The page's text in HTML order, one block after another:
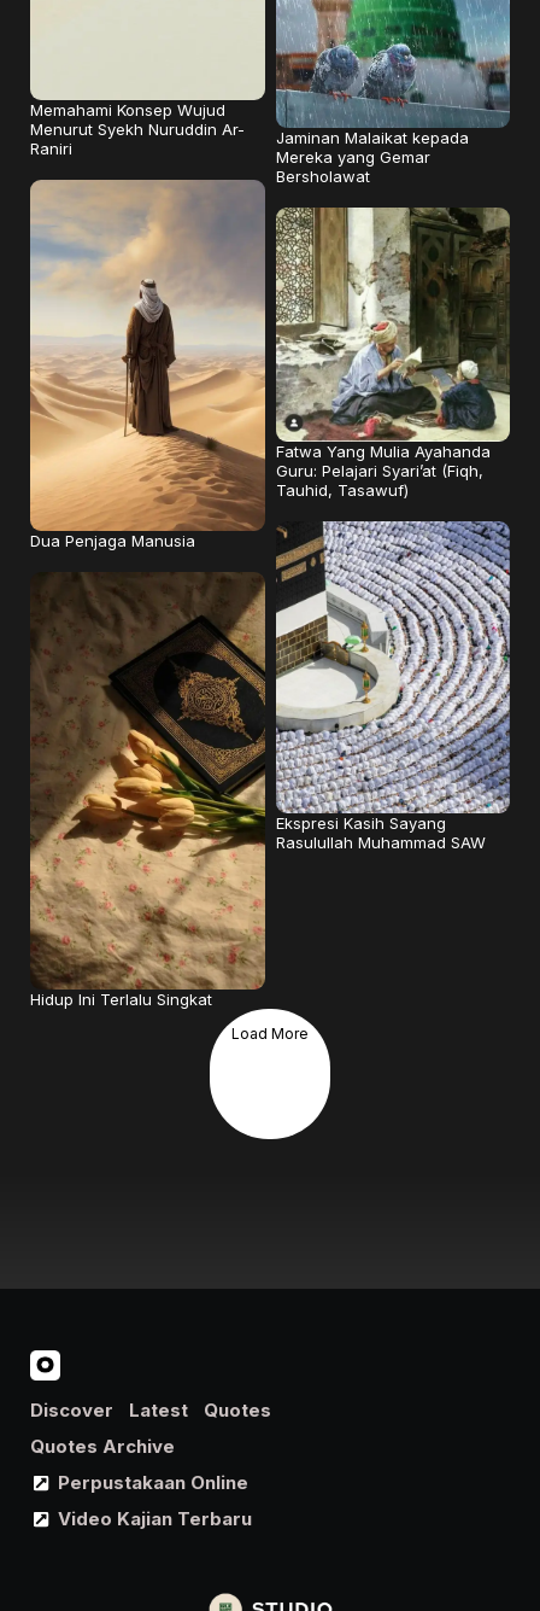
Memahami Konsep Wujud
Menurut Syekh Nuruddin Ar-
Raniri
Jaminan Malaikat kepada
Mereka yang Gemar
Bersholawat
Dua Penjaga Manusia
Fatwa Yang Mulia Ayahanda
Guru: Pelajari Syari’at (Fiqh,
Tauhid, Tasawuf)
Hidup Ini Terlalu Singkat
Ekspresi Kasih Sayang
Rasulullah Muhammad SAW
Load More
Discover Latest
Quotes
Quotes Archive
Perpustakaan Online
Video Kajian Terbaru